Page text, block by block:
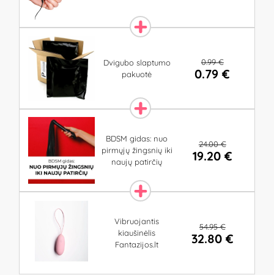
Dvigubo slaptumo
pakuotė
0.99 €
0.79 €
BDSM gidas: nuo
pirmųjų žingsnių iki
naujų patirčių
24.00 €
19.20 €
Vibruojantis
kiaušinėlis
Fantazijos.lt
54.95 €
32.80 €